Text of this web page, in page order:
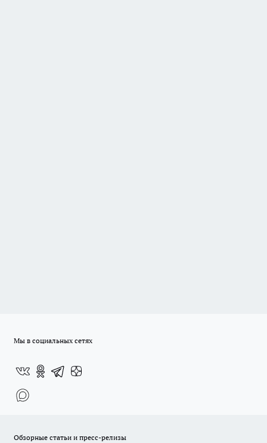
Мы в социальных сетях
Обзорные статьи и пресс-релизы